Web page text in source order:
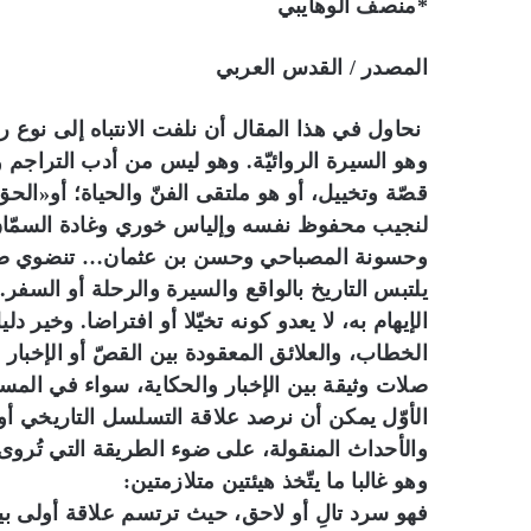
*منصف الوهايبي
المصدر / القدس العربي
نحاول في هذا المقال أن نلفت الانتباه إلى نوع
وهو السيرة الروائيّة. وهو ليس من أدب التراجم
قصّة وتخييل، أو هو ملتقى الفنّ والحياة؛
لنجيب محفوظ نفسه وإلياس خوري وغادة
وحسونة المصباحي وحسن بن عثمان… تنضوي
يلتبس التاريخ بالواقع والسيرة والرحلة أو
الإيهام به، لا يعدو كونه تخيّلا أو افتراضا.
الخطاب، والعلائق المعقودة بين القصّ أو
صلات وثيقة بين الإخبار والحكاية، سواء في
الأوّل يمكن أن نرصد علاقة التسلسل التاريخي
والأحداث المنقولة، على ضوء الطريقة التي
وهو غالبا ما يتّخذ هيئتين متلازمتين:
فهو سرد تالِ أو لاحق، حيث ترتسم علاقة